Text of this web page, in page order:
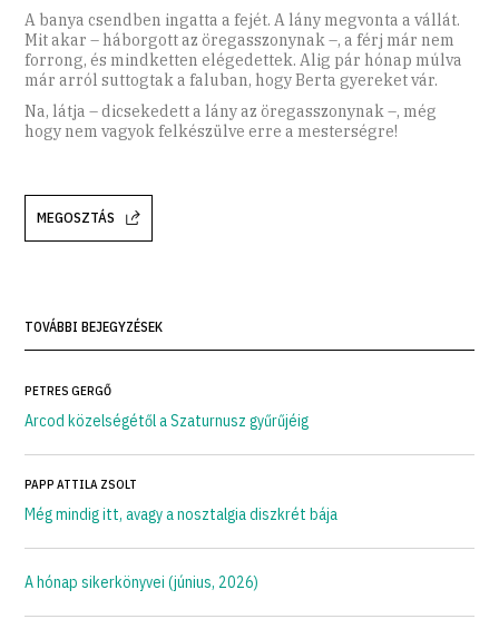
A banya csendben ingatta a fejét. A lány megvonta a vállát.
Mit akar – háborgott az öregasszonynak –, a férj már nem
forrong, és mindketten elégedettek. Alig pár hónap múlva
már arról suttogtak a faluban, hogy Berta gyereket vár.
Na, látja – dicsekedett a lány az öregasszonynak –, még
hogy nem vagyok felkészülve erre a mesterségre!
MEGOSZTÁS
TOVÁBBI BEJEGYZÉSEK
PETRES GERGŐ
Arcod közelségétől a Szaturnusz gyűrűjéig
PAPP ATTILA ZSOLT
Még mindig itt, avagy a nosztalgia diszkrét bája
A hónap sikerkönyvei (június, 2026)